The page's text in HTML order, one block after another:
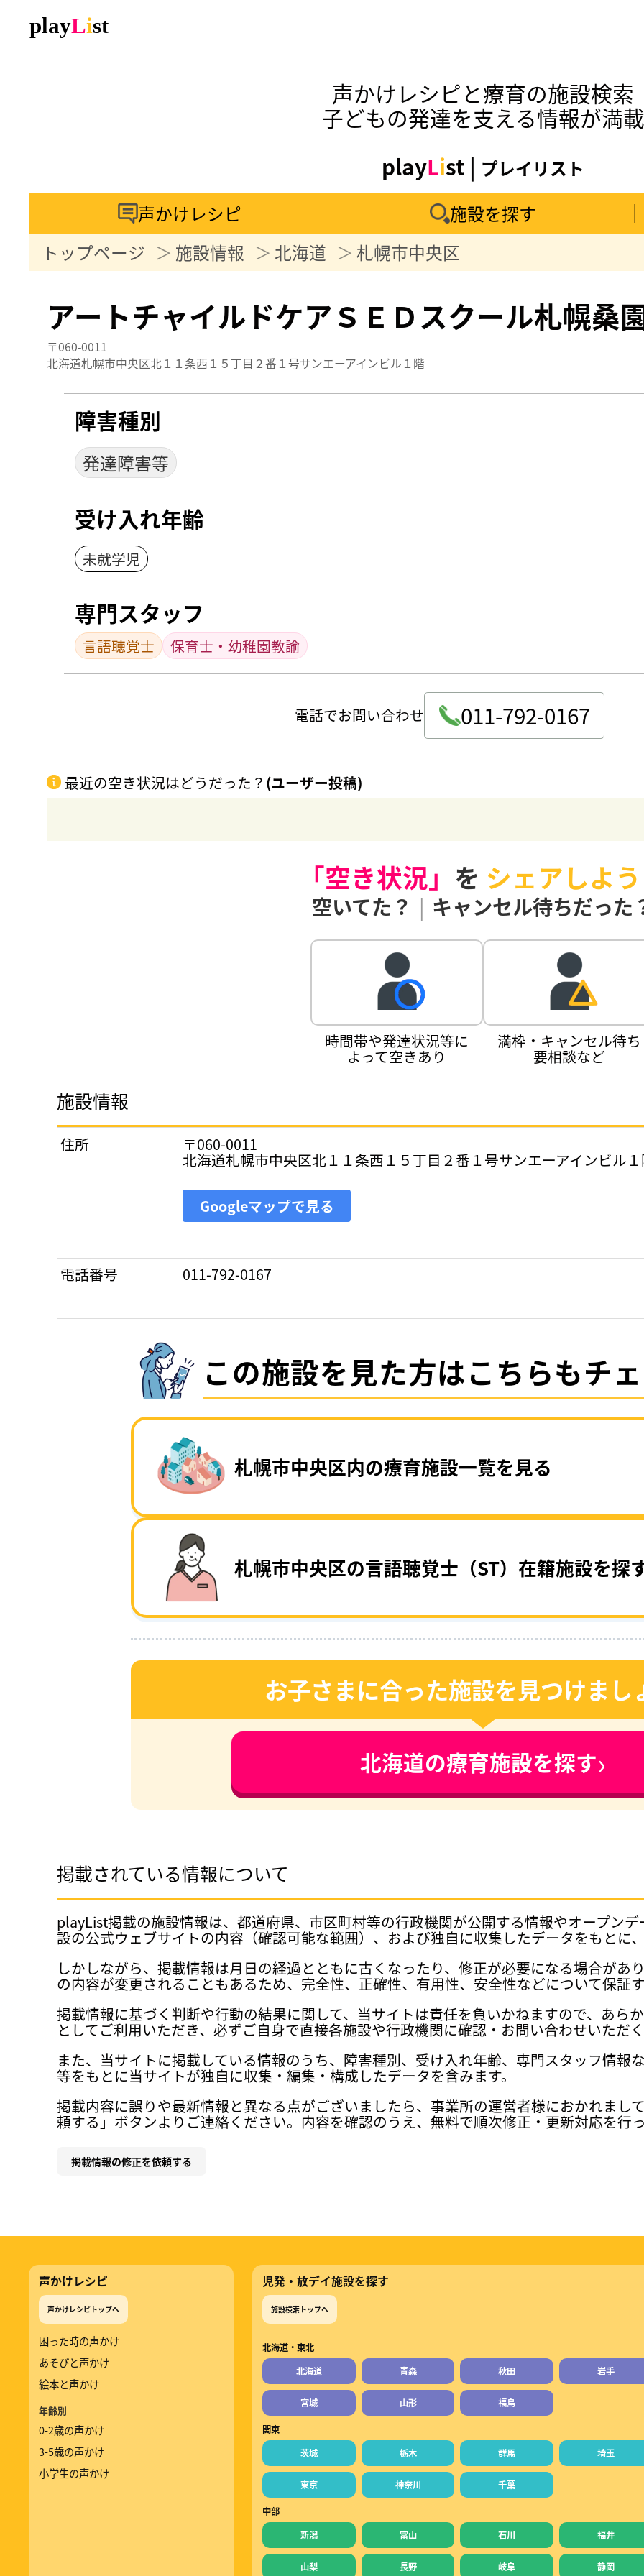
声かけレシピと療育の施設検索
子どもの発達を支える情報が満載
playList | プレイリスト
声かけレシピ
施設を探す
トップページ
施設情報 北海道 札幌市中央区
アートチャイルドケアＳＥＤスクール札幌桑
〒060-0011
北海道札幌市中央区北１１条西１５丁目２番１号サンエーアインビル１階
障害種別
発達障害等
受け入れ年齢
未就学児
専門スタッフ
言語聴覚士 保育士・幼稚園教諭
電話でお問い合わせ 011-792-0167
最近の空き状況はどうだった？ (ユーザー投稿)
「空き状況」 を シェアしよ
空いてた？ | キャンセル待ちだった
時間帯や発達状況等に
よって空きあり
満枠・キャンセル待ち
要相談など
施設情報
住所 〒060-0011
北海道札幌市中央区北１１条西１５丁目２番１号サンエーアインビル
Googleマップで見る
電話番号 011-792-0167
この施設を見た方はこちらもチ
札幌市中央区内の療育施設一覧を見る
札幌市中央区の言語聴覚士（ST）在籍施設を探
お子さまに合った施設を見つけまし
北海道の療育施設を探す›
掲載されている情報について
playList掲載の施設情報は、都道府県、市区町村等の行政機関が公開する情報やオープン
設の公式ウェブサイトの内容（確認可能な範囲）、および独自に収集したデータをもとに
しかしながら、掲載情報は月日の経過とともに古くなったり、修正が必要になる場合があ
の内容が変更されることもあるため、完全性、正確性、有用性、安全性などについて保証
掲載情報に基づく判断や行動の結果に関して、当サイトは責任を負いかねますので、あら
としてご利用いただき、必ずご自身で直接各施設や行政機関に確認・お問い合わせいただ
また、当サイトに掲載している情報のうち、障害種別、受け入れ年齢、専門スタッフ情報
等をもとに当サイトが独自に収集・編集・構成したデータを含みます。
掲載内容に誤りや最新情報と異なる点がございましたら、事業所の運営者様におかれまし
頼する」ボタンよりご連絡ください。内容を確認のうえ、無料で順次修正・更新対応を行
掲載情報の修正を依頼する
声かけレシピ
声かけレシピトップへ
困った時の声かけ
あそびと声かけ
絵本と声かけ
年齢別
0-2歳の声かけ
3-5歳の声かけ
小学生の声かけ
児発・放デイ施設を探す
施設検索トップへ
北海道・東北
北海道
青森 秋田 岩手
宮城 山形 福島
関東
茨城
栃木 群馬 埼玉
東京 神奈川 千葉
中部
新潟
富山 石川 福井
山梨 長野 岐阜 静岡